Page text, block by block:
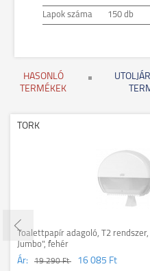
Lapok száma 150 db
HASONLÓ
TERMÉKEK
TORK
Toalettpapír adagoló, T2 rendszer,
Jumbo", fehér
Ár: 19 290 Ft
16 085 Ft